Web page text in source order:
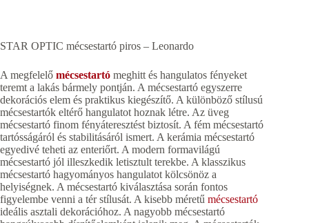
STAR OPTIC mécsestartó piros – Leonardo
A megfelelő mécsestartó meghitt és hangulatos fényeket
teremt a lakás bármely pontján. A mécsestartó egyszerre
dekorációs elem és praktikus kiegészítő. A különböző stílusú
mécsestartók eltérő hangulatot hoznak létre. Az üveg
mécsestartó finom fényáteresztést biztosít. A fém mécsestartó
tartósságáról és stabilitásáról ismert. A kerámia mécsestartó
egyedivé teheti az enteriőrt. A modern formavilágú
mécsestartó jól illeszkedik letisztult terekbe. A klasszikus
mécsestartó hagyományos hangulatot kölcsönöz a
helyiségnek. A mécsestartó kiválasztása során fontos
figyelembe venni a tér stílusát. A kisebb méretű mécsestartó
ideális asztali dekorációhoz. A nagyobb mécsestartó